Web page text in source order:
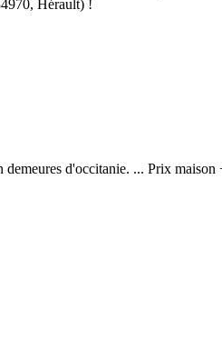
Hérault) !
d'occitanie. ... Prix maison